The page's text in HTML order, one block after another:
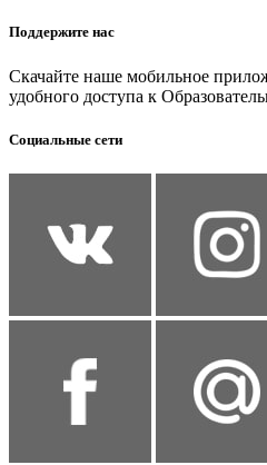
Поддержите нас
Скачайте наше мобильное
удобного доступа к
Социальные сети